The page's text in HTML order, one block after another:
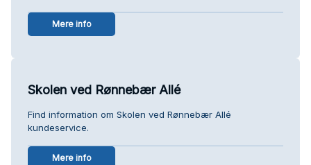
Mere info
Skolen ved Rønnebær Allé
Find information om Skolen ved Rønnebær Allé
kundeservice.
Mere info